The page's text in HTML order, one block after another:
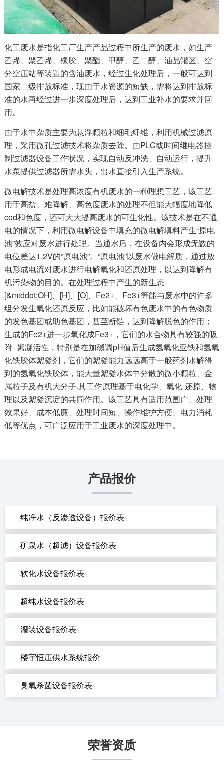
化工废水是指化工厂生产产品过程中所生产的废水，如生产
乙烯、聚乙烯、橡胶、聚酯、甲醇、乙二醇、油品罐区、空
分空压站等装置的含油废水，经过生化处理后，一般可达到
国家二级排放标准，现由于水资源的短缺，需将达到排放标
准的水再经过进一步深度处理后，达到工业补水的要求并回
用。
由于水中杂质主要为悬浮颗粒和细毛纤维，利用机械过滤原
理，采用微孔过滤技术将杂质去除。由PLC或时间继电器控
制过滤器设备工作状况，实现自动反冲洗、自动运行，提升
水泵提供过滤器所需水头，出水直接引入生产系统。
微电解技术是处理高浓度有机废水的一种理想工艺，该工艺
用于高盐、难降解、高色度废水的处理不但能大幅度地降低
cod和色度，还可大大提高废水的可生化性。该技术是在不通
电的情况下，利用微电解设备中填充的微电解填料产生“原电
池”效应对废水进行处理。当通水后，在设备内会形成无数的
电位差达1.2V的“原电池”。“原电池”以废水做电解质，通过放
电形成电流对废水进行电解氧化和还原处理，以达到降解有
机污染物的目的。在处理过程中产生的新生态
[&middot;OH]、[H]、[O]、Fe2+、Fe3+等能与废水中的许多
组分发生氧化还原反应，比如能破坏有色废水中的有色物质
的发色基团或助色基团，甚至断链，达到降解脱色的作用；
生成的Fe2+进一步氧化成Fe3+，它们的水合物具有较强的吸
附- 絮凝活性，特别是在加碱调pH值后生成氢氧化亚铁和氢氧
化铁胶体絮凝剂，它们的絮凝能力远远高于一般药剂水解得
到的氢氧化铁胶体，能大量絮凝水体中分散的微小颗粒、金
属粒子及有机大分子.其工作原理基于电化学、氧化-还原、物
理以及絮凝沉淀的共同作用。该工艺具有适用范围广、处理
效果好、成本低廉、处理时间短、操作维护方便、电力消耗
低等优点，可广泛应用于工业废水的深度处理中。
产品报价
纯净水（反渗透设备）报价表
矿泉水（超滤）设备报价表
软化水设备报价表
超纯水设备报价表
灌装设备报价表
楼宇恒压供水系统报价
臭氧杀菌设备报价表
荣誉资质